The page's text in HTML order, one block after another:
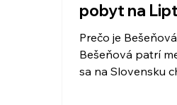
pobyt na
Prečo je
Bešeňová patrí
sa na Slovensku